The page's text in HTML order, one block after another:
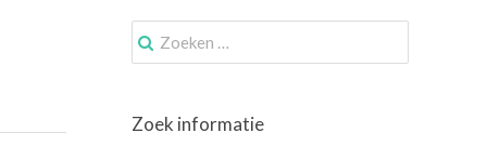
Zoek
naar:
Zoek informatie